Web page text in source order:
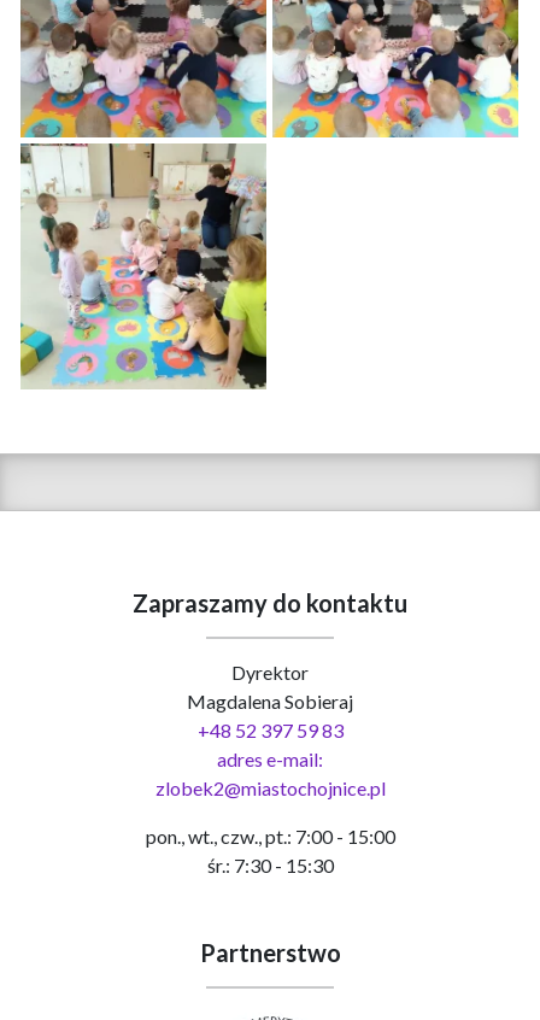
Zapraszamy do kontaktu
Dyrektor
Magdalena Sobieraj
+48 52 397 59 83
adres e-mail:
zlobek2@miastochojnice.pl
pon., wt., czw., pt.: 7:00 - 15:00
śr.: 7:30 - 15:30
Partnerstwo